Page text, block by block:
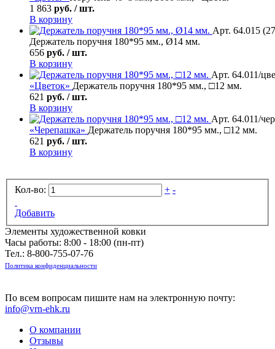
1 863 руб. / шт.
В корзину
Арт. 64.015
Держатель поручня 180*95 мм., Ø14 мм.
656 руб. / шт.
В корзину
Арт. 64.011/
«Цветок» Держатель поручня 180*95 мм., □12 мм.
621 руб. / шт.
В корзину
Арт. 64.011/
«Черепашка» Держатель поручня 180*95 мм., □12 мм.
621 руб. / шт.
В корзину
Кол-во: + -
Добавить
Элементы художественной ковки
Часы работы: 8:00 - 18:00 (пн-пт)
Тел.: 8-800-755-07-76
Политика конфиденциальности
По всем вопросам пишите нам на электронную почту:
info@vrn-ehk.ru
О компании
Отзывы